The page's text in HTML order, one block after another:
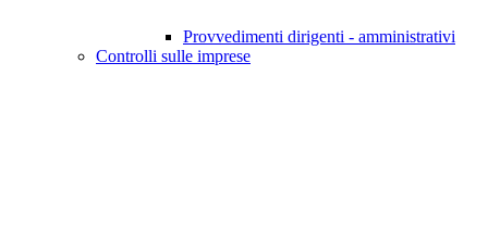
Provvedimenti dirigenti - amministrativi
Controlli sulle imprese